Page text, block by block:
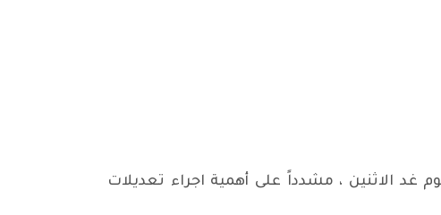
غد الاثنين ، مشدداً على أهمية اجراء تعديلات